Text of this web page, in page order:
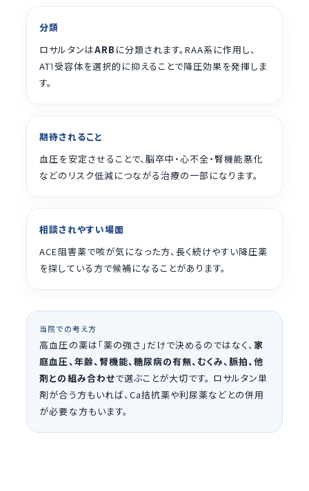
分類
ロサルタンはARB に分類されます。RAA系に作用し、
AT1 受容体を選択的に抑えることで降圧効果を発揮しま
す。
期待されること
血圧を安定させることで、脳卒中・心不全・腎機能悪化
などのリスク低減につながる治療の一部になります。
相談されやすい場面
ACE阻害薬で咳が気になった方、長く続けやすい降圧薬
を探している方で候補になることがあります。
当院での考え方
高血圧の薬は「薬の強さ」だけで決めるのではなく、家
庭血圧、年齢、腎機能、糖尿病の有無、むくみ、脈拍、他
剤との組み合わせで選ぶことが大切です。 ロサルタン単
剤が合う方もいれば、Ca拮抗薬や利尿薬などとの併用
が必要な方もいます。